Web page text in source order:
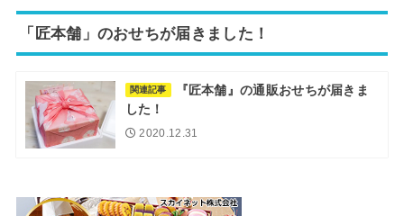
「匠本舗」のおせちが届きました！
関連記事
『匠本舗』の通販おせちが届きま
した！
2020.12.31